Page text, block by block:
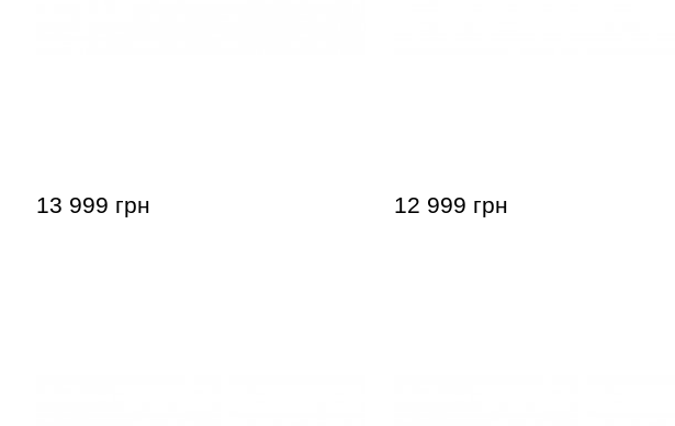
13 999 грн 12 999 грн